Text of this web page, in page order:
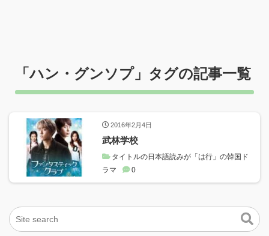
「ハン・グンソプ」タグの記事一覧
2016年2月4日
武林学校
タイトルの日本語読みが「は行」の韓国ド
ラマ
0